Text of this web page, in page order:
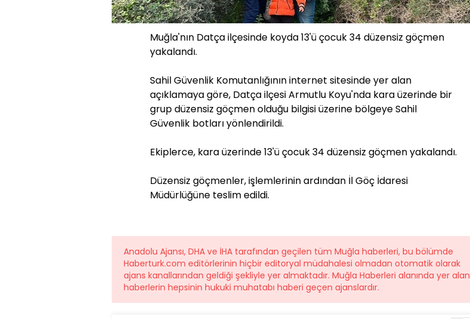
Muğla'nın Datça ilçesinde koyda 13'ü çocuk 34 düzensiz göçmen
yakalandı.
Sahil Güvenlik Komutanlığının internet sitesinde yer alan
açıklamaya göre, Datça ilçesi Armutlu Koyu'nda kara üzerinde bir
grup düzensiz göçmen olduğu bilgisi üzerine bölgeye Sahil
Güvenlik botları yönlendirildi.
Ekiplerce, kara üzerinde 13'ü çocuk 34 düzensiz göçmen yakalandı.
Düzensiz göçmenler, işlemlerinin ardından İl Göç İdaresi
Müdürlüğüne teslim edildi.
Anadolu Ajansı, DHA ve İHA tarafından geçilen tüm Muğla haberleri, bu bölümde
Haberturk.com editörlerinin hiçbir editoryal müdahalesi olmadan otomatik olarak
ajans kanallarından geldiği şekliyle yer almaktadır. Muğla Haberleri alanında yer alan
haberlerin hepsinin hukuki muhatabı haberi geçen ajanslardır.